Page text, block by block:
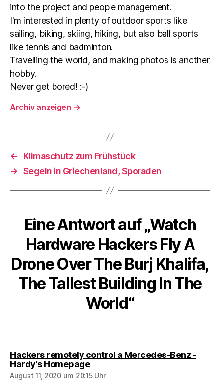
into the project and people management.
I'm interested in plenty of outdoor sports like
sailing, biking, skiing, hiking, but also ball sports
like tennis and badminton.
Travelling the world, and making photos is another
hobby.
Never get bored! :-)
Archiv anzeigen →
←
Klimaschutz zum Frühstück
→ Segeln in Griechenland, Sporaden
Eine Antwort auf „Watch
Hardware Hackers Fly A
Drone Over The Burj Khalifa,
The Tallest Building In The
World“
Hackers remotely control a Mercedes-Benz -
Hardy's Homepagesagt:
August 11, 2020 um 20:15 Uhr